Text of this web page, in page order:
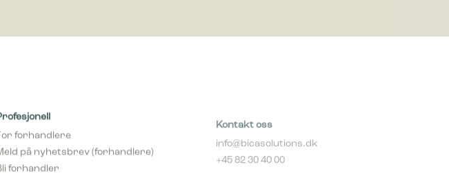
Bli forhandler
info@bicasolutions.dk
+45 82 30 40 00